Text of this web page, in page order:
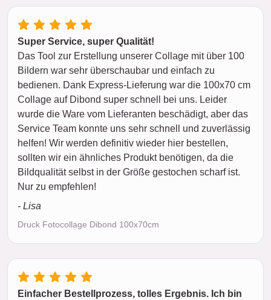
Super Service, super Qualität!
Das Tool zur Erstellung unserer Collage mit über 100
Bildern war sehr überschaubar und einfach zu
bedienen. Dank Express-Lieferung war die 100x70 cm
Collage auf Dibond super schnell bei uns. Leider
wurde die Ware vom Lieferanten beschädigt, aber das
Service Team konnte uns sehr schnell und zuverlässig
helfen! Wir werden definitiv wieder hier bestellen,
sollten wir ein ähnliches Produkt benötigen, da die
Bildqualität selbst in der Größe gestochen scharf ist.
Nur zu empfehlen!
- Lisa
Druck Fotocollage Dibond 100x70cm
Einfacher Bestellprozess, tolles Ergebnis. Ich bin